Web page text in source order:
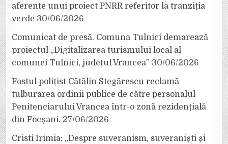
aferente unui proiect PNRR referitor la tranziția
verde 30/06/2026
Comunicat de presă. Comuna Tulnici demarează
proiectul „Digitalizarea turismului local al
comunei Tulnici, județul Vrancea” 30/06/2026
Fostul polițist Cătălin Stegărescu reclamă
tulburarea ordinii publice de către personalul
Penitenciarului Vrancea într-o zonă rezidențială
din Focșani. 27/06/2026
Cristi Irimia: „Despre suveranism, suveraniști și